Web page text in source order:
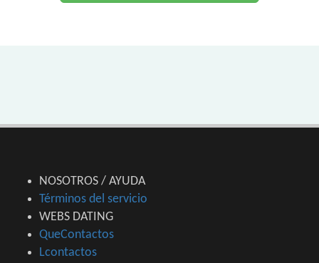
NOSOTROS / AYUDA
Términos del servicio
WEBS DATING
QueContactos
Lcontactos